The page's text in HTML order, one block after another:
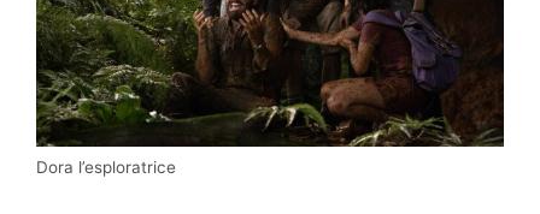
Dora l’esploratrice